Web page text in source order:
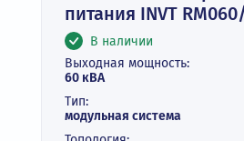
питания INVT
В наличии
Выходная мощность:
60 кВА
Тип:
модульная система